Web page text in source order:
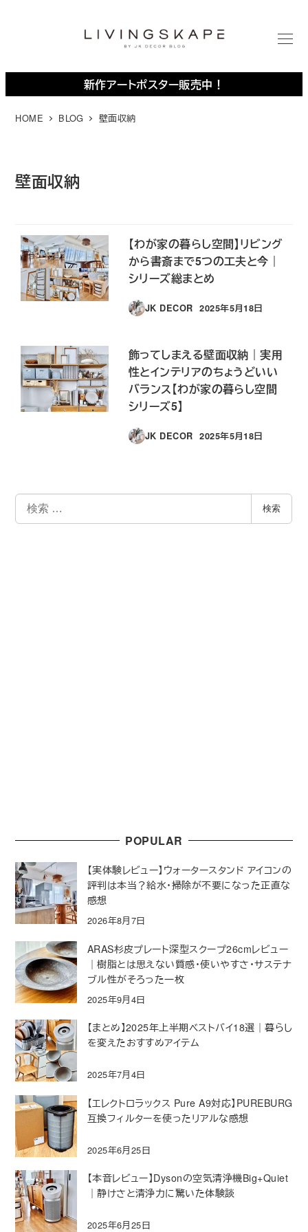
テ
動
新作アートポスター販売中！
HOME BLOG 壁面収納
壁面収納
【わが家の暮らし空間】リビング
から書斎まで5つの工夫と今｜
シリーズ総まとめ
JK DECOR 投稿日
2025年5月18日
飾ってしまえる壁面収納｜実用
性とインテリアのちょうどいい
バランス【わが家の暮らし空間
シリーズ5】
JK DECOR 投稿日
2025年5月18日
検
検索
POPULAR
【実体験レビュー】ウォータースタンド アイコンの
評判は本当？給水・掃除が不要になった正直な
感想
2026年8月7日
ARAS杉皮プレート深型スクープ26cmレビュー
｜樹脂とは思えない質感・使いやすさ・サステナ
ブル性がそろった一枚
2025年9月4日
【まとめ】2025年上半期ベストバイ18選｜暮らし
を変えたおすすめアイテム
2025年7月4日
【エレクトロラックス Pure A9対応】PUREBURG
互換フィルターを使ったリアルな感想
2025年6月25日
【本音レビュー】Dysonの空気清浄機Big+Quiet
｜静けさと清浄力に驚いた体験談
2025年6月25日